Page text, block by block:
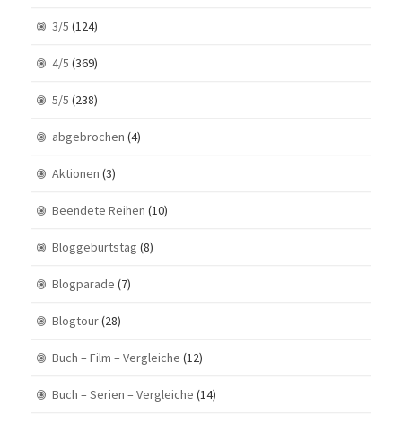
3/5 (124)
4/5 (369)
5/5 (238)
abgebrochen (4)
Aktionen (3)
Beendete Reihen (10)
Bloggeburtstag (8)
Blogparade (7)
Blogtour(28)
Buch – Film – Vergleiche (12)
Buch – Serien – Vergleiche (14)